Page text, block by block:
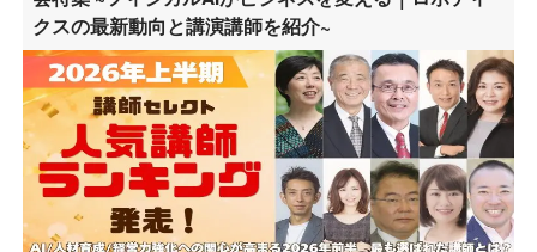
クスの最新動向と講演講師を紹介~